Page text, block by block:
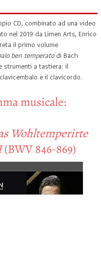
CD, combinato ad una video
nel 2019 da Limen Arts, Enrico
il primo volume
ben temperatodi Bach
strumenti a tastiera: il
e il clavicordo.
musicale:
Wohltemperirte
(BWV 846-869)